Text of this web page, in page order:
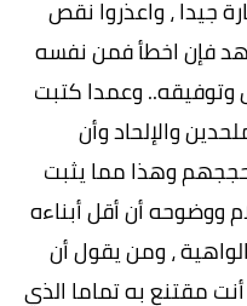
جيدا ، واعذروا نقص
فإن اخطأ فمن نفسه
وتوفيقه.. وعمدا كتبت
والإلحاد وأن
وهذا مما يثبت
ووضوحه أن أقل أبناءه
، ومن يقول أن
مقتنع به تماما الذي